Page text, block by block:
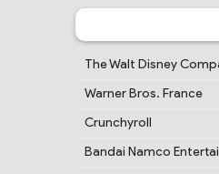
The Walt Disney
Warner Bros. France
Crunchyroll
Bandai Namco